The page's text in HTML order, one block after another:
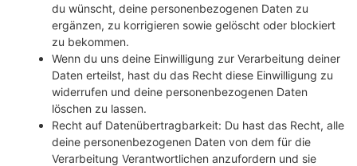
du wünscht, deine personenbezogenen Daten zu
ergänzen, zu korrigieren sowie gelöscht oder blockiert
zu bekommen.
Wenn du uns deine Einwilligung zur Verarbeitung deiner
Daten erteilst, hast du das Recht diese Einwilligung zu
widerrufen und deine personenbezogenen Daten
löschen zu lassen.
Recht auf Datenübertragbarkeit: Du hast das Recht, alle
deine personenbezogenen Daten von dem für die
Verarbeitung Verantwortlichen anzufordern und sie